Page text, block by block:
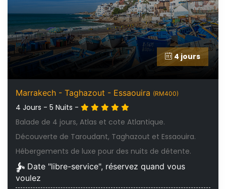
4 jours
Marrakech - Taghazout - Essaouira (RM400)
4 Jours - 5 Nuits -
Balade de 4 jours, Atlas et cote Atlantique.
Découverte de Taroudant, Taghazout et Essaouira.
Hébergements de luxe pour des nuits de détente.
Date "libre-service", réservez quand vous
voulez